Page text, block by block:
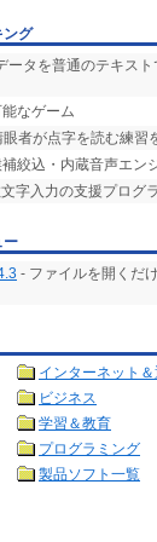
ング
ータを普通のテキス
なゲーム
眼者が点字を読む練習
絞込・内蔵音声エン
字入力の支援プログ
ー
- ファイルを開くだ
インターネット
ビジネス
学習＆教育
プログラミング
製品ソフト一覧